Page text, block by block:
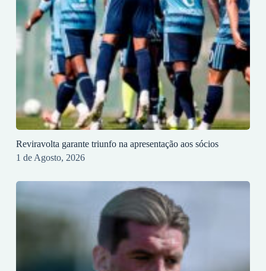
Reviravolta garante triunfo na apresentação aos sócios
1 de Agosto, 2026